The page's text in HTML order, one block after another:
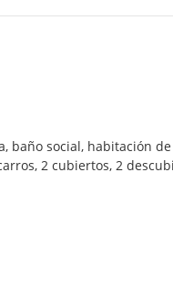
baño social, habitación
2 cubiertos, 2